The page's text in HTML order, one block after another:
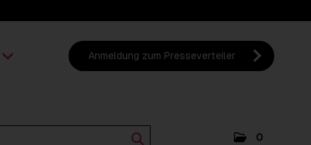
Anmeldung zum Presseverteiler
0